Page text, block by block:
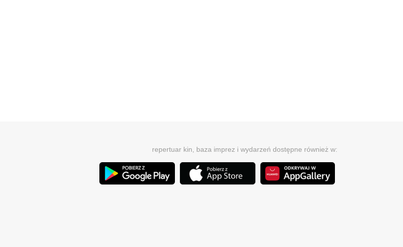
repertuar kin, baza imprez i wydarzeń dostępne również w: